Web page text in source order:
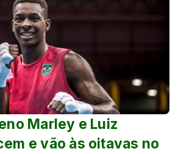
Marley e Luiz
e vão às oitavas no